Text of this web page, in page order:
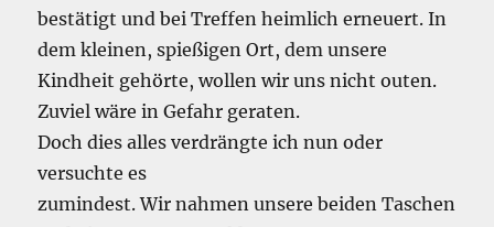
bestätigt und bei Treffen heimlich erneuert. In
dem kleinen, spießigen Ort, dem unsere
Kindheit gehörte, wollen wir uns nicht outen.
Zuviel wäre in Gefahr geraten.
Doch dies alles verdrängte ich nun oder
versuchte es
zumindest. Wir nahmen unsere beiden Taschen